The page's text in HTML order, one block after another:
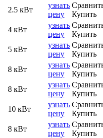
2.5 кВт
узнать
цену
Купить
4 кВт
узнать
цену
Купить
5 кВт
узнать
цену
Купить
8 кВт
узнать
цену
Купить
8 кВт
узнать
цену
Купить
10 кВт
узнать
цену
Купить
8 кВт
узнать
цену
Купить